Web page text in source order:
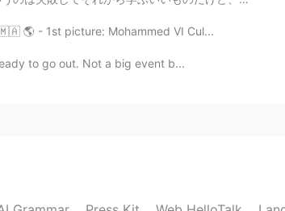
🌎 - 1st picture: Mohammed VI Cul...
to go out. Not a big event b...